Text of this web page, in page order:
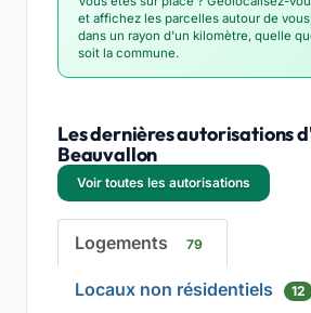
et affichez les parcelles autour de
dans un rayon d'un kilomètre, quelle
soit la commune.
Les dernières autorisations
Beauvallon
Voir toutes les autorisations
Logements 79
Locaux non résidentiels 12